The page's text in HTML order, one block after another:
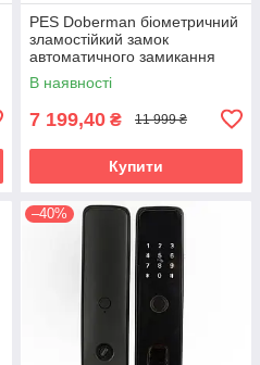
PES Doberman біометричний
зламостійкий замок
автоматичного замикання
В наявності
7 199,40 ₴ 11 999 ₴
Купити
–40%